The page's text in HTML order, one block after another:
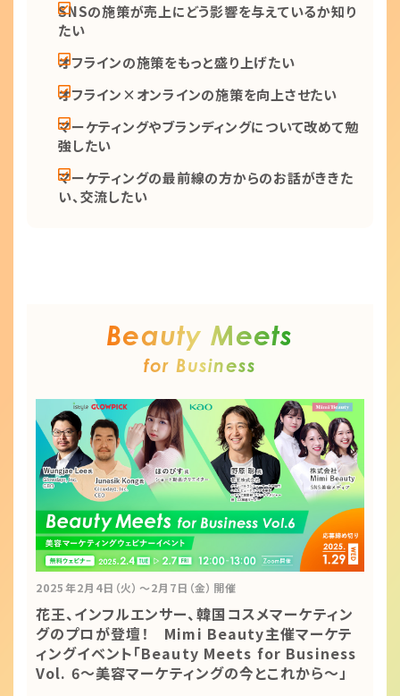
SNSの施策が売上にどう影響を与えているか知り
たい
オフラインの施策をもっと盛り上げたい
オフライン×オンラインの施策を向上させたい
マーケティングやブランディングについて改めて勉
強したい
マーケティングの最前線の方からのお話がききた
い、交流したい
Beauty Meets
for Business
2025年2月4日（火）～2月7日（金）開催
花王、インフルエンサー、韓国コスメマーケティン
グのプロが登壇！ Mimi Beauty主催マーケテ
ィングイベント「Beauty Meets for Business
Vol. 6～美容マーケティングの今とこれから～」